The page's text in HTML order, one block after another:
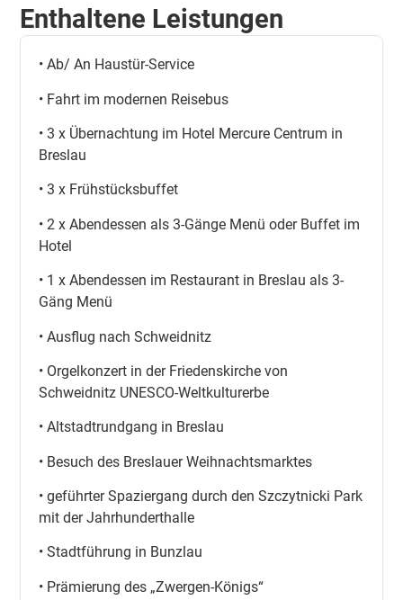
Enthaltene Leistungen
• Ab/ An Haustür-Service
• Fahrt im modernen Reisebus
• 3 x Übernachtung im Hotel Mercure Centrum in
Breslau
• 3 x Frühstücksbuffet
• 2 x Abendessen als 3-Gänge Menü oder Buffet im
Hotel
• 1 x Abendessen im Restaurant in Breslau als 3-
Gäng Menü
• Ausflug nach Schweidnitz
• Orgelkonzert in der Friedenskirche von
Schweidnitz UNESCO-Weltkulturerbe
• Altstadtrundgang in Breslau
• Besuch des Breslauer Weihnachtsmarktes
• geführter Spaziergang durch den Szczytnicki Park
mit der Jahrhunderthalle
• Stadtführung in Bunzlau
• Prämierung des „Zwergen-Königs“